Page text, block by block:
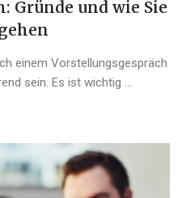
Gründe und wie Sie
einem Vorstellungsgespräch
sein. Es ist wichtig ...